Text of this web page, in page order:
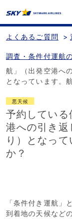
よくあるご質問 >
調査・条件付運航
航」（出発空港へ
となっています。
悪天候
予約している
港への引き返
り）となっ
か？
「条件付き運航」
到着地の天候など